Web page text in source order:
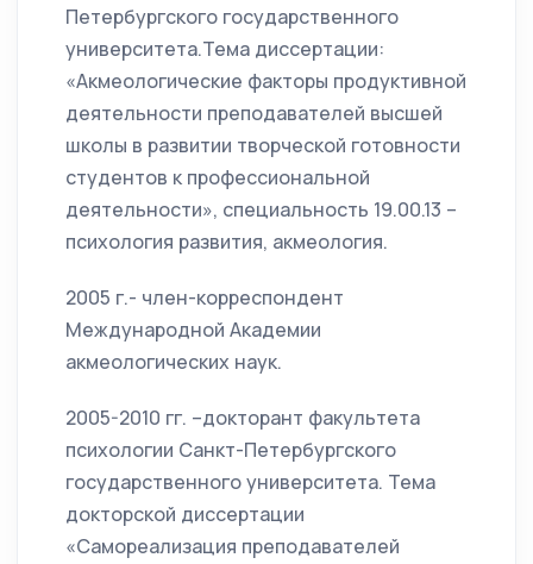
Петербургского государственного
университета.Тема диссертации:
«Акмеологические факторы продуктивной
деятельности преподавателей высшей
школы в развитии творческой готовности
студентов к профессиональной
деятельности», специальность 19.00.13 –
психология развития, акмеология.
2005 г.- член-корреспондент
Международной Академии
акмеологических наук.
2005-2010 гг. –докторант факультета
психологии Санкт-Петербургского
государственного университета. Тема
докторской диссертации
«Самореализация преподавателей